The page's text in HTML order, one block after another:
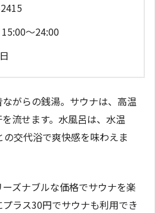
～24:00
がらの銭湯。サウナは、高温
流せます。水風呂は、水温
交代浴で爽快感を味わえま
ズナブルな価格でサウナを楽
ラス30円でサウナも利用でき